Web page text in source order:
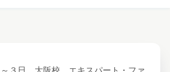
～３日 大阪校 エキスパート・ファ